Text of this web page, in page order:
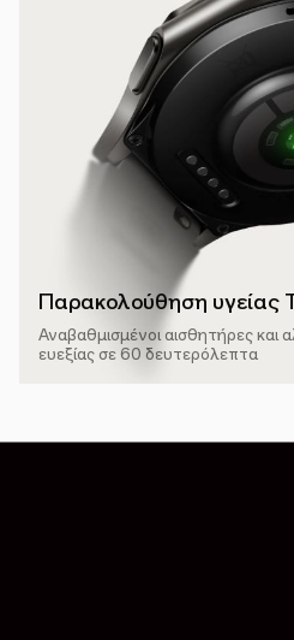
Παρακολούθηση υγείας
Αναβαθμισμένοι αισθητήρες και
ευεξίας σε 60 δευτερόλεπτα